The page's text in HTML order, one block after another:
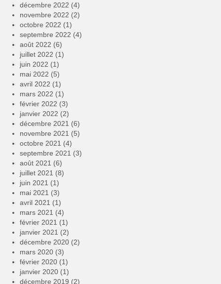
décembre 2022 (4)
novembre 2022 (2)
octobre 2022 (1)
septembre 2022 (4)
août 2022 (6)
juillet 2022 (1)
juin 2022 (1)
mai 2022 (5)
avril 2022 (1)
mars 2022 (1)
février 2022 (3)
janvier 2022 (2)
décembre 2021 (6)
novembre 2021 (5)
octobre 2021 (4)
septembre 2021 (3)
août 2021 (6)
juillet 2021 (8)
juin 2021 (1)
mai 2021 (3)
avril 2021 (1)
mars 2021 (4)
février 2021 (1)
janvier 2021 (2)
décembre 2020 (2)
mars 2020 (3)
février 2020 (1)
janvier 2020 (1)
décembre 2019 (2)